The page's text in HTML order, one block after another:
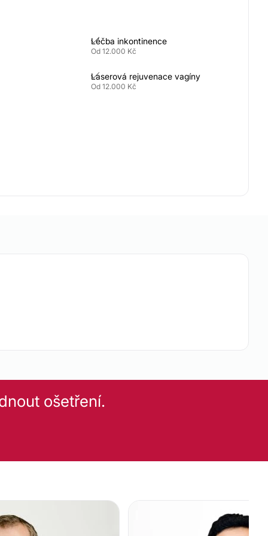
Léčba inkontinence
Od 12.000 Kč
Laserová rejuvenace vagíny
Od 12.000 Kč
Od 3.000 Kč
ošetření.